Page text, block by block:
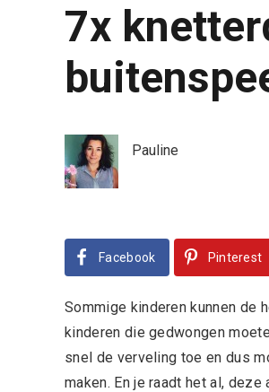
7x
Pauline
Facebook Pinterest
Sommige kinderen kunnen de
kinderen die gedwongen
snel de verveling toe en dus
maken. En je raadt het al,